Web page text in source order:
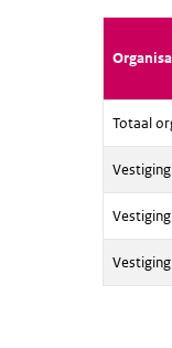
Totaal
Vestiging